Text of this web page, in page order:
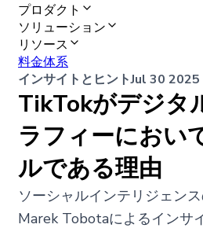
プロダクト
ソリューション
リソース
料金体系
インサイトとヒントJul 30 2025
TikTokがデジタ
ラフィーにおい
ルである理由
ソーシャルインテリジェン
Marek Tobotaによるインサ